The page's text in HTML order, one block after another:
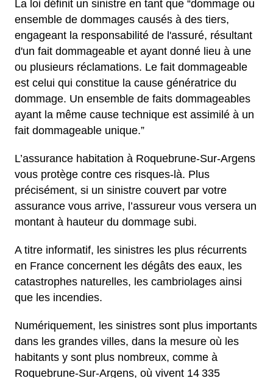
La loi définit un sinistre en tant que “dommage ou
ensemble de dommages causés à des tiers,
engageant la responsabilité de l'assuré, résultant
d'un fait dommageable et ayant donné lieu à une
ou plusieurs réclamations. Le fait dommageable
est celui qui constitue la cause génératrice du
dommage. Un ensemble de faits dommageables
ayant la même cause technique est assimilé à un
fait dommageable unique.”
L’assurance habitation à Roquebrune-Sur-Argens
vous protège contre ces risques-là. Plus
précisément, si un sinistre couvert par votre
assurance vous arrive, l’assureur vous versera un
montant à hauteur du dommage subi.
A titre informatif, les sinistres les plus récurrents
en France concernent les dégâts des eaux, les
catastrophes naturelles, les cambriolages ainsi
que les incendies.
Numériquement, les sinistres sont plus importants
dans les grandes villes, dans la mesure où les
habitants y sont plus nombreux, comme à
Roquebrune-Sur-Argens, où vivent 14 335